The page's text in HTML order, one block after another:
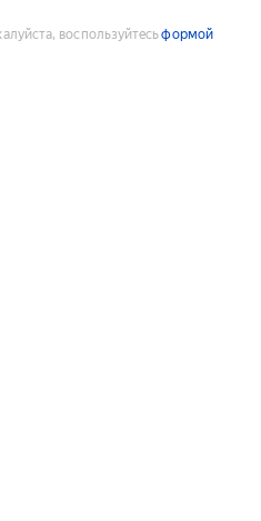
воспользуйтесьформой